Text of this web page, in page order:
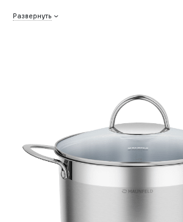
Развернуть